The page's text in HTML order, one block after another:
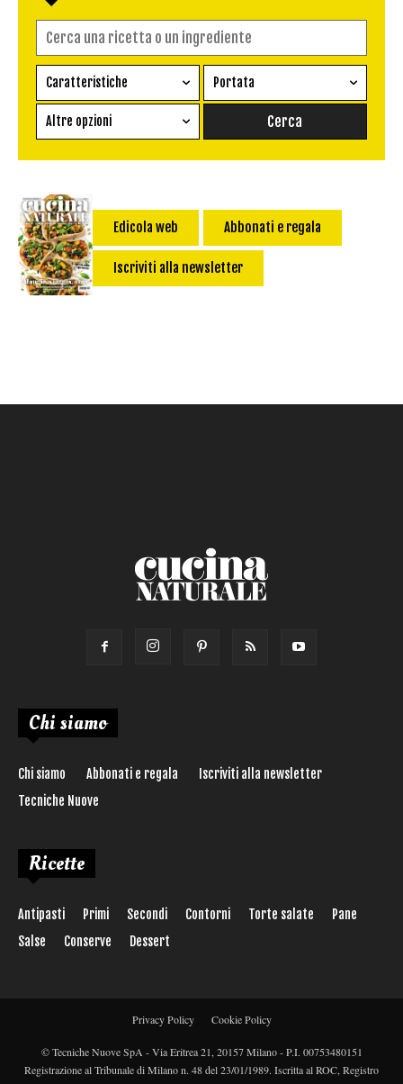
Caratteristiche
Ricetta vegetariana
Senza glutine
senza uova
Vegan
Portata
Conserva
Pane
Primo
Salsa
Altre opzioni
Impatto Glicemico:
Calorie max (kcal):
Edicola web Abbonati e regala
Iscriviti alla newsletter
Chi siamo
Chi siamo Abbonati e regala
Iscriviti alla newsletter
Tecniche Nuove
Ricette
Antipasti Primi Secondi Contorni Torte salate
Pane
Salse
Conserve Dessert
Privacy Policy Cookie Policy
© Tecniche Nuove SpA - Via Eritrea 21, 20157 Milano - P.I. 00753480151
Registrazione al Tribunale di Milano n. 48 del 23/01/1989. Iscritta al ROC, Registro